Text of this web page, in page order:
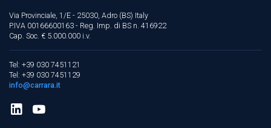
Via Provinciale, 1/E - 25030, Adro (BS) Italy
P.IVA 00166600163 - Reg. Imp. di BS n. 416922
Cap. Soc. € 5.000.000 i.v.
Tel: +39 030 7451121
Tel: +39 030 7451129
info@carrara.it